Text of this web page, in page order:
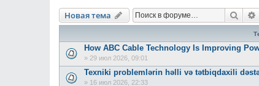
Новая тема Поиск
How ABC Cable Technology Is Improving
» 29 июл 2026, 09:01
Texniki problemlərin həlli və tətbiqdaxili
» 16 июл 2026, 22:33